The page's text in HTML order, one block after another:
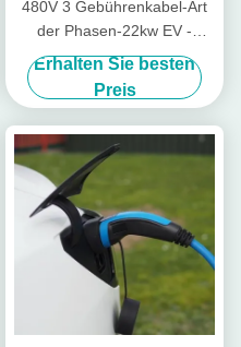
480V 3 Gebührenkabel-Art
der Phasen-22kw EV -
schnelle
Aufladungssteckerbuchse 2
Erhalten Sie besten
Preis